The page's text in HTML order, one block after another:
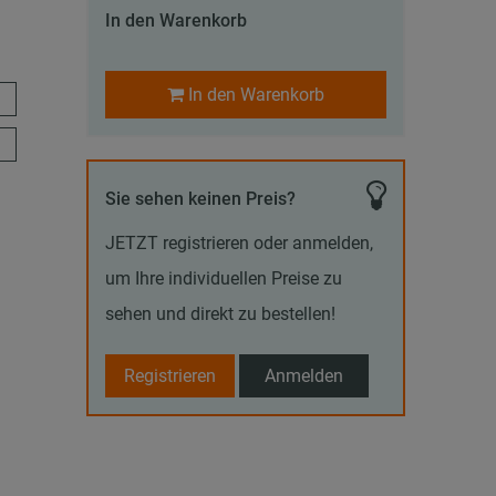
In den Warenkorb
In den Warenkorb
Sie sehen keinen Preis?
JETZT registrieren oder anmelden,
um Ihre individuellen Preise zu
sehen und direkt zu bestellen!
Registrieren Anmelden